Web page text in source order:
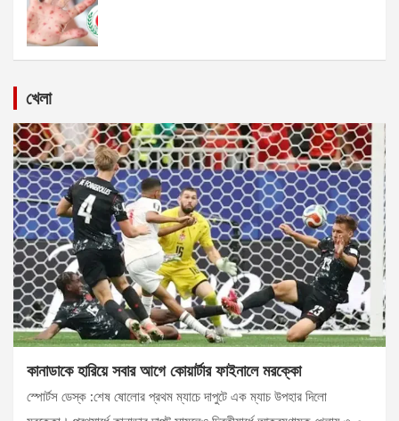
খেলা
কানাডাকে হারিয়ে সবার আগে কোয়ার্টার ফাইনালে মরক্কো
স্পোর্টস ডেস্ক :শেষ ষোলোর প্রথম ম্যাচে দাপুটে এক ম্যাচ উপহার দিলো